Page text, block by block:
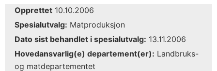
Opprettet 10.10.2006
Spesialutvalg: Matproduksjon
Dato sist behandlet i spesialutvalg: 13.11.2006
Hovedansvarlig(e) departement(er): Landbruks-
og matdepartementet